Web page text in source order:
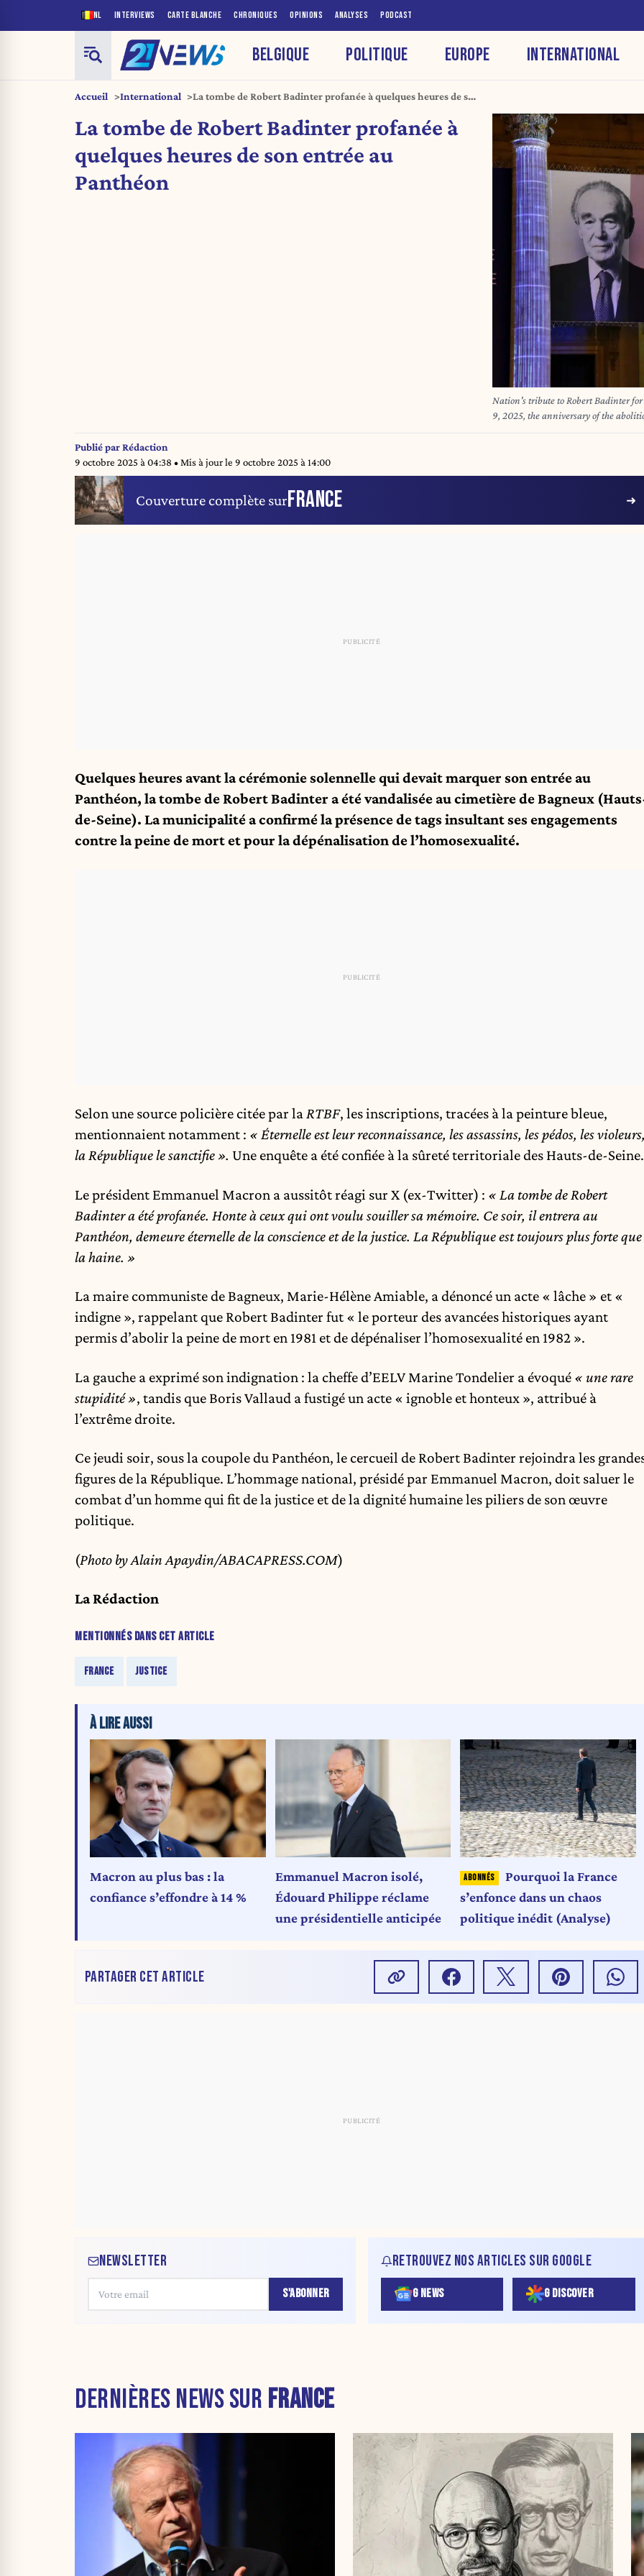
NL INTERVIEWS CARTE BLANCHE CHRONIQUES OPINIONS ANALYSES PODCAST
BELGIQUE POLITIQUE EUROPE INTERNATIONAL
Accueil International
La tombe de Robert Badinter profanée à quelques heures de son
La tombe de Robert Badinter profanée à
quelques heures de son entrée au
Panthéon
Nation's tribute to Robert Badinter
9, 2025, the anniversary of the
before Parliament. in Paris, France
Publié parRédaction
9 octobre 2025 à 04:38 • Mis à jour le 9 octobre 2025 à 14:00
Couverture complète surFRANCE
Quelques heures avant la cérémonie solennelle qui devait marquer son entrée au
Panthéon, la tombe de Robert Badinter a été vandalisée au cimetière de Bagneux
de-Seine). La municipalité a confirmé la présence de tags insultant ses engagements
contre la peine de mort et pour la dépénalisation de l’homosexualité.
Selon une source policière citée par laRTBF, les inscriptions, tracées à la peinture bleue,
mentionnaient notamment : « Éternelle est leur reconnaissance, les assassins, les pédos, les
la République le sanctifie ». Une enquête a été confiée à la sûreté territoriale des Hauts-de-Seine.
Le président Emmanuel Macron a aussitôt réagi sur X (ex-Twitter) : « La tombe de Robert
Badinter a été profanée. Honte à ceux qui ont voulu souiller sa mémoire. Ce soir, il entrera au
Panthéon, demeure éternelle de la conscience et de la justice. La République est toujours plus forte que
la haine. »
La maire communiste de Bagneux, Marie-Hélène Amiable, a dénoncé un acte « lâche » et «
indigne », rappelant que Robert Badinter fut « le porteur des avancées historiques ayant
permis d’abolir la peine de mort en 1981 et de dépénaliser l’homosexualité en 1982 ».
La gauche a exprimé son indignation : la cheffe d’EELV Marine Tondelier a évoqué « une rare
stupidité », tandis que Boris Vallaud a fustigé un acte « ignoble et honteux », attribué à
l’extrême droite.
Ce jeudi soir, sous la coupole du Panthéon, le cercueil de Robert Badinter rejoindra les
figures de la République. L’hommage national, présidé par Emmanuel Macron, doit saluer le
combat d’un homme qui fit de la justice et de la dignité humaine les piliers de son œuvre
politique.
(Photo by Alain Apaydin/ABACAPRESS.COM)
La Rédaction
MENTIONNÉS DANS CET ARTICLE
FRANCE JUSTICE
À LIRE AUSSI
Macron au plus bas : la
confiance s’effondre à 14 %
Emmanuel Macron isolé,
Édouard Philippe réclame
une présidentielle anticipée
Pourquoi la France
s’enfonce dans un chaos
politique inédit (Analyse)
PARTAGER CET ARTICLE
NEWSLETTER
S'ABONNER
RETROUVEZ NOS ARTICLES SUR GOOGLE
G NEWS G DISCOVER
DERNIÈRES NEWS SUR FRANCE